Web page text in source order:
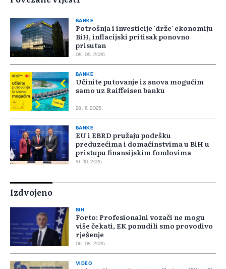
BANKE
Potrošnja i investicije 'drže' ekonomiju
BiH, inflacijski pritisak ponovno
prisutan
08. 05. 2026.
BANKE
Učinite putovanje iz snova mogućim
samo uz Raiffeisen banku
28. 11. 2025.
BANKE
EU i EBRD pružaju podršku
preduzećima i domaćinstvima u BiH u
pristupu finansijskim fondovima
16. 10. 2025.
Izdvojeno
BIH
Forto: Profesionalni vozači ne mogu
više čekati, EK ponudili smo provodivo
rješenje
06. 08. 2026.
VIDEO